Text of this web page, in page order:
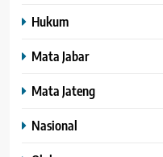
Hukum
Mata Jabar
Mata Jateng
Nasional